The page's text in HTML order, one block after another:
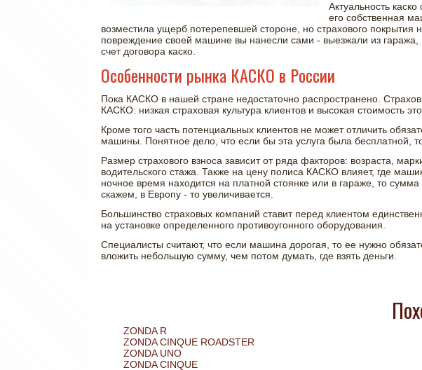
Актуальность
его собственная
возместила ущерб потерепевшей стороне, но страхового
повреждение своей машине вы нанесли сами - выезжали из
счет договора каско.
Особенности рынка КАСКО в России
Пока КАСКО в нашей стране недостаточно распространено.
КАСКО: низкая страховая культура клиентов и высокая стоимость
Кроме того часть потенциальных клиентов не может отличить
машины. Понятное дело, что если бы эта услуга была бесплатной,
Размер страхового взноса зависит от ряда факторов: возраста,
водительского стажа. Также на цену полиса КАСКО влияет, где
ночное время находится на платной стоянке или в гараже, то
скажем, в Европу - то увеличивается.
Большинство страховых компаний ставит перед клиентом
на установке определенного противоугонного оборудования.
Специалисты считают, что если машина дорогая, то ее нужно
вложить небольшую сумму, чем потом думать, где взять деньги.
ZONDA R
ZONDA CINQUE ROADSTER
ZONDA UNO
ZONDA CINQUE